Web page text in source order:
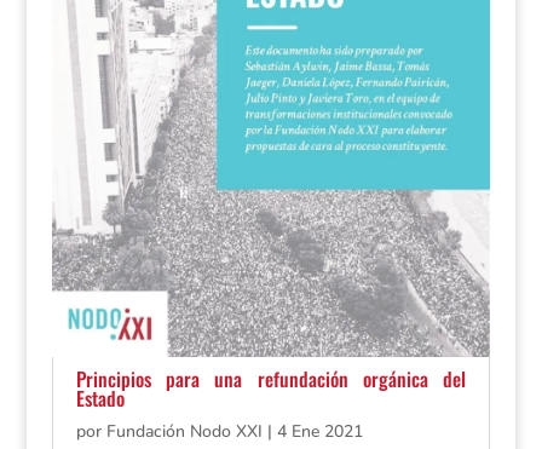
Principios para una refundación orgánica del
Estado
por Fundación Nodo XXI | 4 Ene 2021